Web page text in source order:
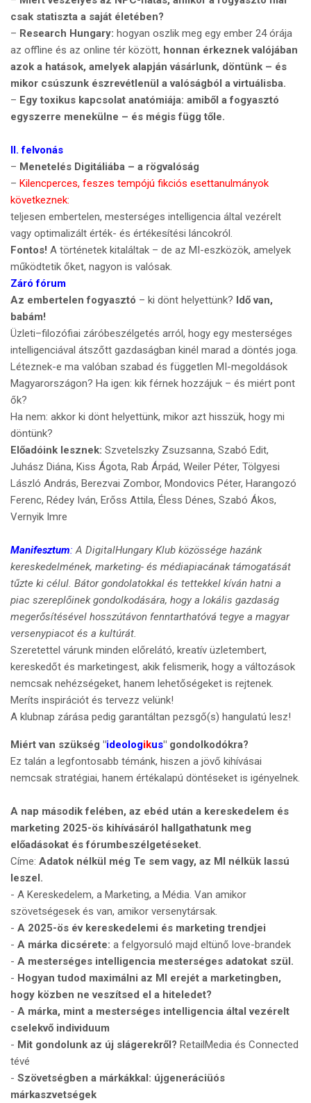
csak statiszta a saját életében?
– Research Hungary: hogyan oszlik meg egy ember 24 órája
az offline és az online tér között, honnan érkeznek valójában
azok a hatások, amelyek alapján vásárlunk, döntünk – és
mikor csúszunk észrevétlenül a valóságból a virtuálisba.
– Egy toxikus kapcsolat anatómiája: amiből a fogyasztó
egyszerre menekülne – és mégis függ tőle.
II. felvonás
– Menetelés Digitáliába – a rögvalóság
– Kilencperces, feszes tempójú fikciós esettanulmányok
következnek:
teljesen embertelen, mesterséges intelligencia által vezérelt
vagy optimalizált érték- és értékesítési láncokról.
Fontos! A történetek kitaláltak – de az MI-eszközök, amelyek
működtetik őket, nagyon is valósak.
Záró fórum
Az embertelen fogyasztó – ki dönt helyettünk? Idő van,
babám!
Üzleti–filozófiai záróbeszélgetés arról, hogy egy mesterséges
intelligenciával átszőtt gazdaságban kinél marad a döntés joga.
Léteznek-e ma valóban szabad és független MI-megoldások
Magyarországon? Ha igen: kik férnek hozzájuk – és miért pont
ők?
Ha nem: akkor ki dönt helyettünk, mikor azt hisszük, hogy mi
döntünk?
Előadóink lesznek: Szvetelszky Zsuzsanna, Szabó Edit,
Juhász Diána, Kiss Ágota, Rab Árpád, Weiler Péter, Tölgyesi
László András, Berezvai Zombor, Mondovics Péter, Harangozó
Ferenc, Rédey Iván, Erőss Attila, Éless Dénes, Szabó Ákos,
Vernyik Imre
Manifesztum:A DigitalHungary Klub közössége hazánk
kereskedelmének, marketing- és médiapiacának támogatását
tűzte ki célul. Bátor gondolatokkal és tettekkel kíván hatni a
piac szereplőinek gondolkodására, hogy a lokális gazdaság
megerősítésével hosszútávon fenntarthatóvá tegye a magyar
versenypiacot és a kultúrát.
Szeretettel várunk minden előrelátó, kreatív üzletembert,
kereskedőt és marketingest, akik felismerik, hogy a változások
nemcsak nehézségeket, hanem lehetőségeket is rejtenek.
Meríts inspirációt és tervezz velünk!
A klubnap zárása pedig garantáltan pezsgő(s) hangulatú lesz!
Miért van szükség "ideologikus" gondolkodókra?
Ez talán a legfontosabb témánk, hiszen a jövő kihívásai
nemcsak stratégiai, hanem értékalapú döntéseket is igényelnek.
A nap második felében, az ebéd után a kereskedelem és
marketing 2025-ös kihívásáról hallgathatunk meg
előadásokat és fórumbeszélgetéseket.
Címe: Adatok nélkül még Te sem vagy, az MI nélkük lassú
leszel.
- A Kereskedelem, a Marketing, a Média. Van amikor
szövetségesek és van, amikor versenytársak.
- A 2025-ös év kereskedelemi és marketing trendjei
- A márka dicsérete: a felgyorsuló majd eltünő love-brandek
- A mesterséges intelligencia mesterséges adatokat szül.
- Hogyan tudod maximálni az MI erejét a marketingben,
hogy közben ne veszítsed el a hiteledet?
- A márka, mint a mesterséges intelligencia által vezérelt
cselekvő individuum
- Mit gondolunk az új slágerekről? RetailMedia és Connected
tévé
- Szövetségben a márkákkal: újgeneráciüós
márkaszvetségek